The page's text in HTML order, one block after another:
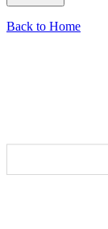
Back to Home